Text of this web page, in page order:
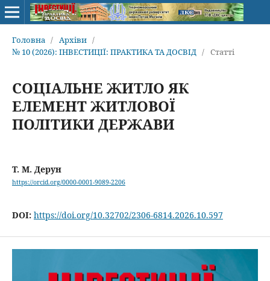
Головна / Архіви /
№ 10 (2026): ІНВЕСТИЦІЇ: ПРАКТИКА ТА ДОСВІД / Статті
СОЦІАЛЬНЕ ЖИТЛО ЯК
ЕЛЕМЕНТ ЖИТЛОВОЇ
ПОЛІТИКИ ДЕРЖАВИ
Т. М. Дерун
https://orcid.org/0000-0001-9089-2206
DOI: https://doi.org/10.32702/2306-6814.2026.10.597